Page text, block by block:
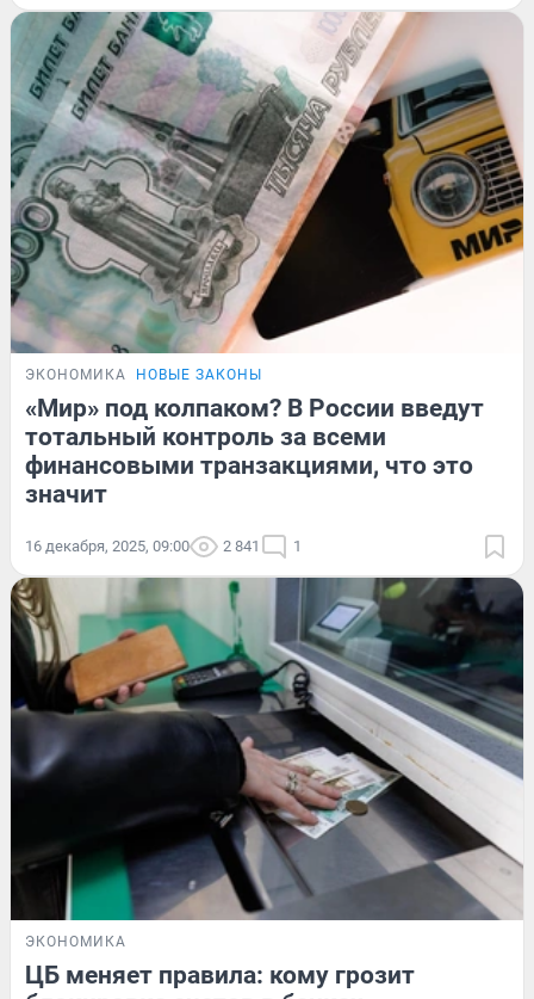
ЭКОНОМИКА НОВЫЕ ЗАКОНЫ
«Мир» под колпаком? В России введут
тотальный контроль за всеми
финансовыми транзакциями, что это
значит
16 декабря, 2025, 09:00 2 841 1
ЭКОНОМИКА
ЦБ меняет правила: кому грозит